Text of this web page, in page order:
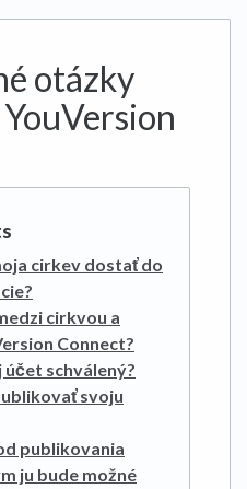
otázky
cirkev dostať do
cirkvou a
Connect?
účet schválený?
svoju
publikovania
ju bude možné